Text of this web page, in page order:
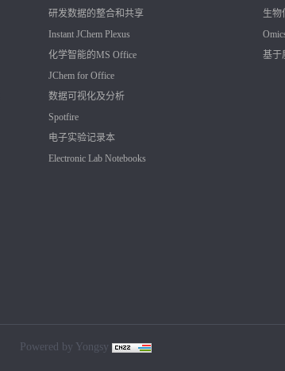
研发数据的整合和共享
Instant JChem Plexus
化学智能的MS Office
JChem for Office
数据可视化及分析
Spotfire
电子实验记录本
Electronic Lab Notebooks
生物
基于
Powered by Yongsy